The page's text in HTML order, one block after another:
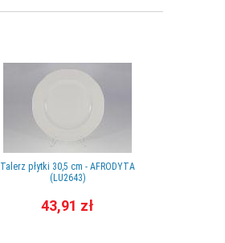
Talerz płytki 30,5 cm - AFRODYTA
(LU2643)
43,91 zł